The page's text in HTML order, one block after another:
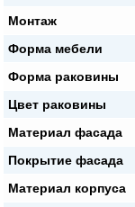
Монтаж
Форма мебели
Форма раковины
Цвет раковины
Материал фасада
Покрытие фасада
Материал корпуса